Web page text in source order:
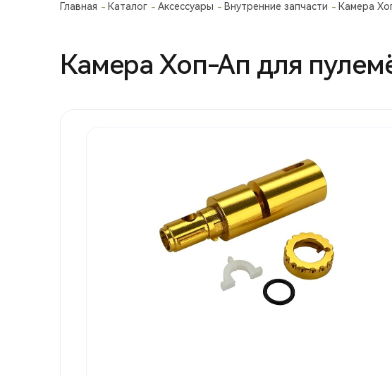
Главная Каталог Аксессуары Внутренние запчасти Камера
Камера Хоп-Ап для